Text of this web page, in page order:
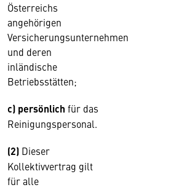
Österreichs
angehörigen
Versicherungsunternehmen
und deren
inländische
Betriebsstätten;
c) persönlich für das
Reinigungspersonal.
(2) Dieser
Kollektivvertrag gilt
für alle